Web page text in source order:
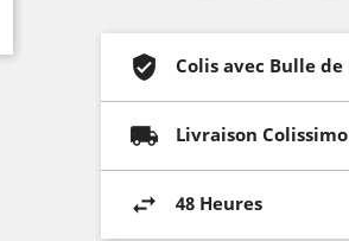
Colis avec Bulle
Livraison Colissimo
48 Heures